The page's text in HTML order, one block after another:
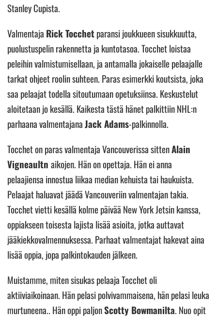
Stanley Cupista.
Valmentaja Rick Tocchetparansi joukkueen sisukkuutta,
puolustuspelin rakennetta ja kuntotasoa. Tocchet loistaa
peleihin valmistumisellaan, ja antamalla jokaiselle pelaajalle
tarkat ohjeet roolin suhteen. Paras esimerkki koutsista, joka
saa pelaajat todella sitoutumaan opetuksiinsa. Keskustelut
aloitetaan jo kesällä. Kaikesta tästä hänet palkittiin NHL:n
parhaana valmentajanaJack Adams-palkinnolla.
Tocchet on paras valmentaja Vancouverissa sittenAlain
Vigneaultn aikojen. Hän on opettaja. Hän ei anna
pelaajiensa innostua liikaa median kehuista tai haukuista.
Pelaajat haluavat jäädä Vancouveriin valmentajan takia.
Tocchet vietti kesällä kolme päivää New York Jetsin kanssa,
oppiakseen toisesta lajista lisää asioita, jotka auttavat
jääkiekkovalmennuksessa. Parhaat valmentajat hakevat aina
lisää oppia, jopa palkintokauden jälkeen.
Muistamme, miten sisukas pelaaja Tocchet oli
aktiiviaikoinaan. Hän pelasi polvivammaisena, hän pelasi leuka
murtuneena.. Hän oppi paljonScotty Bowmanilta. Nuo opit